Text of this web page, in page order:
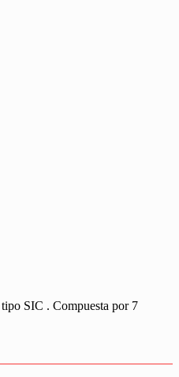
SIC . Compuesta por 7